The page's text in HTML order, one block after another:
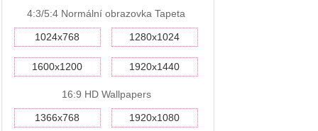
4:3/5:4 Normální obrazovka Tapeta
1024x768 1280x1024
1600x1200 1920x1440
16:9 HD Wallpapers
1366x768 1920x1080